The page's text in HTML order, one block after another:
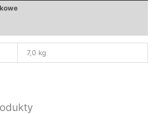
7,0 kg